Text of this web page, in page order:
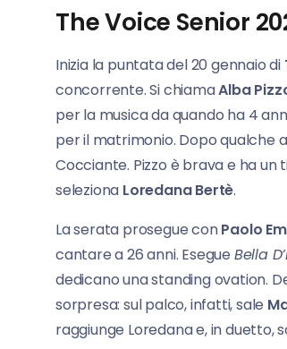
The Voice Senior
Inizia la puntata del 20 gennaio di
concorrente. Si chiamaAlba
per la musica da quando ha 4
per il matrimonio. Dopo qualche
Cocciante. Pizzo è brava e ha
seleziona Loredana Bertè.
La serata prosegue conPaolo
cantare a 26 anni. Esegue Bella
dedicano una standing ovation.
sorpresa: sul palco, infatti, sale
raggiunge Loredana e, in duetto,